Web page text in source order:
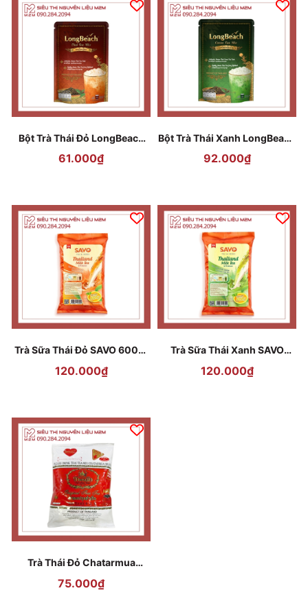
Bột Trà Thái Đỏ LongBeach
61.000₫
Bột Trà Thái Xanh LongBeach
400gr
92.000₫
Trà Sữa Thái Đỏ SAVO 600gr
120.000₫
Trà Sữa Thái Xanh SAVO
120.000₫
Trà Thái Đỏ Chatarmua
75.000₫